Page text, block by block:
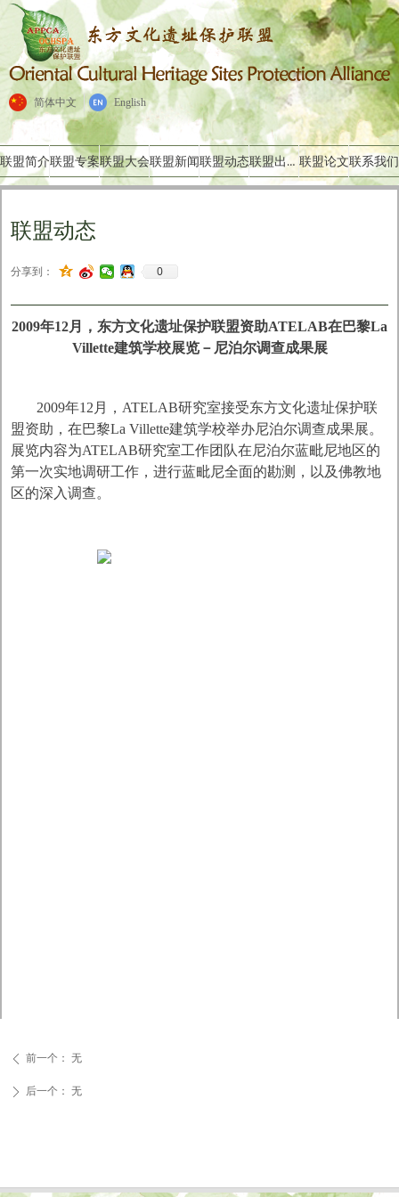
简体中文 English
联盟简介联盟专案联盟大会联盟新闻联盟动态 联盟出版物 联盟论文联系我们
联盟动态
分享到： 0
2009年12月，东方文化遗址保护联盟资助ATELAB在巴黎La
Villette建筑学校展览－尼泊尔调查成果展
2009年12月，ATELAB研究室接受东方文化遗址保护联
盟资助，在巴黎La Villette建筑学校举办尼泊尔调查成果展。
展览内容为ATELAB研究室工作团队在尼泊尔蓝毗尼地区的
第一次实地调研工作，进行蓝毗尼全面的勘测，以及佛教地
区的深入调查。
ꄴ 前一个： 无
ꄲ 后一个： 无